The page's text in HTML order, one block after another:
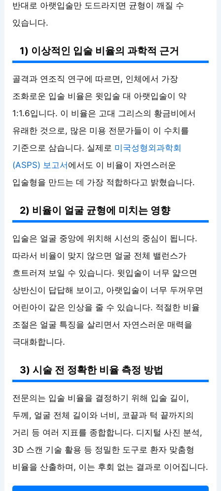
반대로 아랫입술만 도드라지면 균형이 깨질 수
있습니다.
1) 이상적인 입술 비율의 과학적 근거
골격과 연조직 연구에 따르면, 인체에서 가장
조화로운 입술 비율은 윗입술 대 아랫입술이 약
1:1.6입니다. 이 비율은 고대 그리스의 황금비에서
유래한 것으로, 많은 미용 전문가들이 이 수치를
기준으로 삼습니다. 실제로 미국성형외과학회
(ASPS) 보고서 에서도 이 비율이 자연스러운
입술형을 만드는 데 가장 적합하다고 밝혔습니다.
2) 비율이 얼굴 균형에 미치는 영향
입술은 얼굴 중앙에 위치해 시선의 중심이 됩니다.
따라서 비율이 맞지 않으면 얼굴 전체 밸런스가
흐트러져 보일 수 있습니다. 윗입술이 너무 얇으면
상반신이 답답해 보이고, 아랫입술이 너무 두꺼우면
어린아이 같은 인상을 줄 수 있습니다. 적절한 비율
조절은 얼굴 특징을 살리면서 자연스러운 매력을
극대화합니다.
3) 시술 전 정확한 비율 측정 방법
전문의는 입술 비율을 결정하기 위해 입술 길이,
두께, 얼굴 전체 길이와 너비, 코끝과 턱 끝까지의
거리 등 여러 지표를 종합합니다. 디지털 사진 분석,
3D 스캔 기술 활용 등 정밀한 도구로 환자 맞춤형
비율을 산출하며, 이는 후회 없는 결과로 이어집니다.